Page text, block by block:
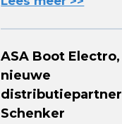
ASA Boot Electro,
nieuwe
distributiepartner
Schenker